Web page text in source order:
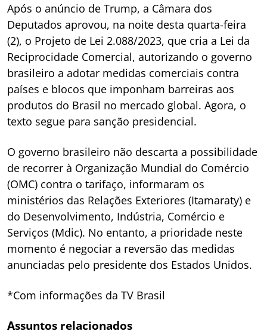
Após o anúncio de Trump, a Câmara dos
Deputados aprovou, na noite desta quarta-feira
(2), o Projeto de Lei 2.088/2023, que cria a Lei da
Reciprocidade Comercial, autorizando o governo
brasileiro a adotar medidas comerciais contra
países e blocos que imponham barreiras aos
produtos do Brasil no mercado global. Agora, o
texto segue para sanção presidencial.
O governo brasileiro não descarta a possibilidade
de recorrer à Organização Mundial do Comércio
(OMC) contra o tarifaço, informaram os
ministérios das Relações Exteriores (Itamaraty) e
do Desenvolvimento, Indústria, Comércio e
Serviços (Mdic). No entanto, a prioridade neste
momento é negociar a reversão das medidas
anunciadas pelo presidente dos Estados Unidos.
*Com informações da TV Brasil
Assuntos relacionados